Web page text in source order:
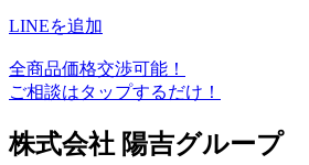
LINEを追加
全商品価格交渉可能！
ご相談はタップするだけ！
株式会社 陽吉グループ